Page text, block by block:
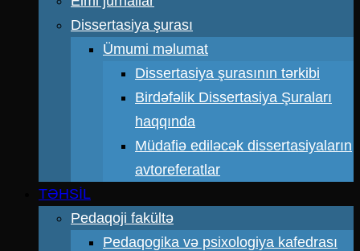
Dissertasiya şurası
Ümumi məlumat
Dissertasiya şurasının tərkibi
Birdəfəlik Dissertasiya Şuraları
haqqında
Müdafiə ediləcək dissertasiyaların
avtoreferatlar
TƏHSİL
Pedaqoji fakültə
Pedaqogika və psixologiya kafedrası